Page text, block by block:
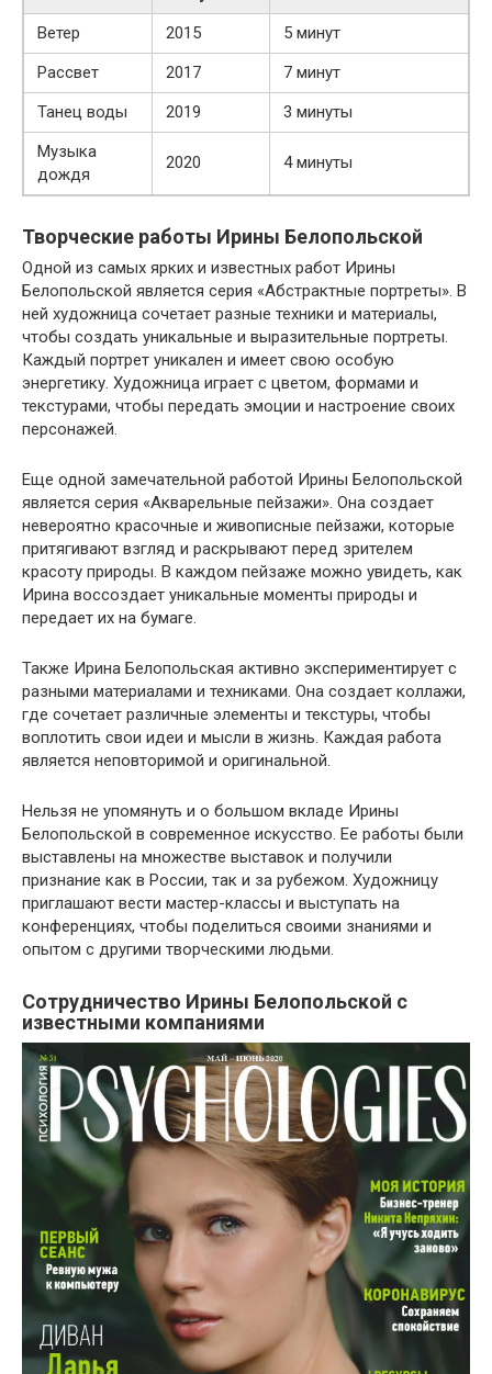
Ветер
2015
5 минут
Рассвет
2017
7 минут
Танец воды
2019
3 минуты
Музыка
дождя
2020 4 минуты
Творческие работы Ирины Белопольской
Одной из самых ярких и известных работ Ирины
Белопольской является серия «Абстрактные портреты». В
ней художница сочетает разные техники и материалы,
чтобы создать уникальные и выразительные портреты.
Каждый портрет уникален и имеет свою особую
энергетику. Художница играет с цветом, формами и
текстурами, чтобы передать эмоции и настроение своих
персонажей.
Еще одной замечательной работой Ирины Белопольской
является серия «Акварельные пейзажи». Она создает
невероятно красочные и живописные пейзажи, которые
притягивают взгляд и раскрывают перед зрителем
красоту природы. В каждом пейзаже можно увидеть, как
Ирина воссоздает уникальные моменты природы и
передает их на бумаге.
Также Ирина Белопольская активно экспериментирует с
разными материалами и техниками. Она создает коллажи,
где сочетает различные элементы и текстуры, чтобы
воплотить свои идеи и мысли в жизнь. Каждая работа
является неповторимой и оригинальной.
Нельзя не упомянуть и о большом вкладе Ирины
Белопольской в современное искусство. Ее работы были
выставлены на множестве выставок и получили
признание как в России, так и за рубежом. Художницу
приглашают вести мастер-классы и выступать на
конференциях, чтобы поделиться своими знаниями и
опытом с другими творческими людьми.
Сотрудничество Ирины Белопольской с
известными компаниями